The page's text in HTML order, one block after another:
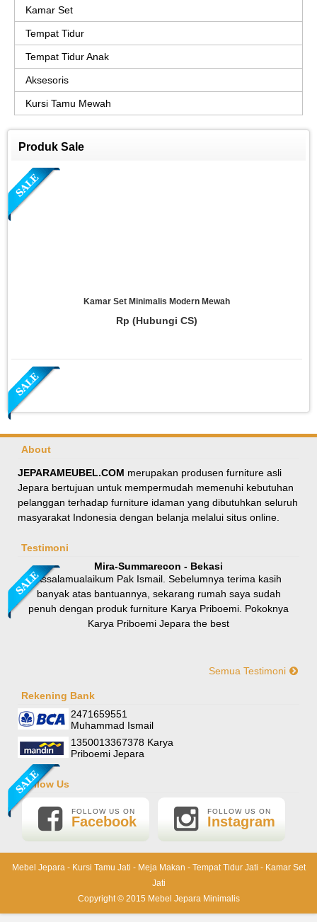
Kamar Set
Tempat Tidur
Tempat Tidur Anak
Aksesoris
Kursi Tamu Mewah
Produk Sale
Kamar Set Minimalis Modern Mewah
Rp (Hubungi CS)
Meja Makan Oval Minimalis Kursi Silang
Rp 8.100.0009.000.000
Rp (Hubungi CS)
Lemari Pajangan Shima
Rp 6.000.0006.500.000
About
JEPARAMEUBEL.COM merupakan produsen furniture asli
Jepara bertujuan untuk mempermudah memenuhi kebutuhan
pelanggan terhadap furniture idaman yang dibutuhkan seluruh
masyarakat Indonesia dengan belanja melalui situs online.
Testimoni
Mira-Summarecon - Bekasi
Assalamualaikum Pak Ismail. Sebelumnya terima kasih
banyak atas bantuannya, sekarang rumah saya sudah
penuh dengan produk furniture Karya Priboemi. Pokoknya
Karya Priboemi Jepara the best
Hallo mas ismail, terima kasih banyak ya. Barang furniture
kasih banyak mas mail.
Semua Testimoni
Rekening Bank
2471659551
Muhammad Ismail
1350013367378 Karya
Priboemi Jepara
Follow Us
FOLLOW US ON
Facebook
FOLLOW US ON
Instagram
Mebel Jepara- Kursi Tamu Jati - Meja Makan - Tempat Tidur Jati - Kamar Set
Jati
Copyright © 2015 Mebel Jepara Minimalis